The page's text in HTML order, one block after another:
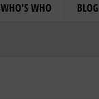
WHO'S WHO BLOG